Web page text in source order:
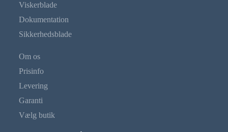
Viskerblade
Dokumentation
Sikkerhedsblade
Om os
Prisinfo
Levering
Garanti
Vælg butik